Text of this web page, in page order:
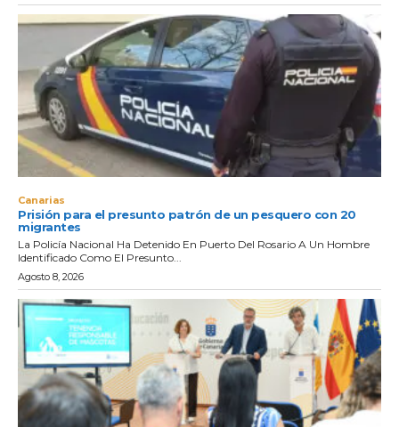
Canarias
Prisión para el presunto patrón de un pesquero con 20
migrantes
La Policía Nacional Ha Detenido En Puerto Del Rosario A Un Hombre
Identificado Como El Presunto...
Agosto 8, 2026